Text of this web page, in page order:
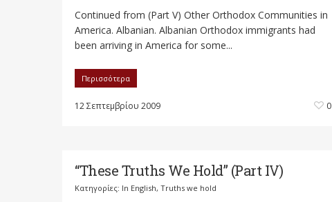
Continued from (Part V) Other Orthodox Communities in
America. Albanian. Albanian Orthodox immigrants had
been arriving in America for some...
Περισσότερα
12 Σεπτεμβρίου 2009 0
“These Truths We Hold” (Part IV)
Κατηγορίες: In English, Truths we hold